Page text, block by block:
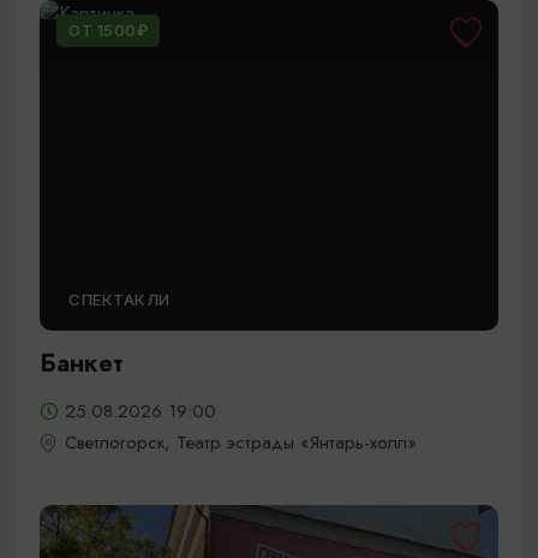
ОТ 1500₽
СПЕКТАКЛИ
Банкет
25.08.2026 19:00
Светлогорск, Театр эстрады «Янтарь-холл»